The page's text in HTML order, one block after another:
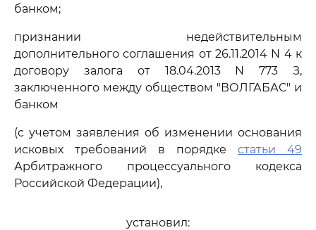
банком;
признании недействительным
дополнительного соглашения от 26.11.2014 N 4 к
договору залога от 18.04.2013 N 773 З,
заключенного между обществом "ВОЛГАБАС" и
банком
(с учетом заявления об изменении основания
исковых требований в порядке статьи 49
Арбитражного процессуального кодекса
Российской Федерации),
установил: